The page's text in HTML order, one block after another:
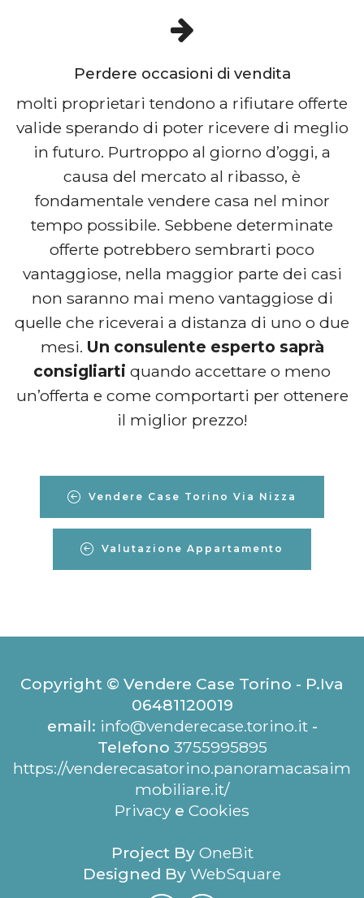
Perdere occasioni di vendita
molti proprietari tendono a rifiutare offerte
valide sperando di poter ricevere di meglio
in futuro. Purtroppo al giorno d’oggi, a
causa del mercato al ribasso, è
fondamentale vendere casa nel minor
tempo possibile. Sebbene determinate
offerte potrebbero sembrarti poco
vantaggiose, nella maggior parte dei casi
non saranno mai meno vantaggiose di
quelle che riceverai a distanza di uno o due
mesi. Un consulente esperto saprà
consigliarti quando accettare o meno
un’offerta e come comportarti per ottenere
il miglior prezzo!
Vendere Case Torino Via Nizza
Valutazione Appartamento
Copyright © Vendere Case Torino - P.Iva
06481120019
email: info@venderecase.torino.it-
Telefono 3755995895
https://venderecasatorino.panoramacasaim
mobiliare.it/
Privacy e Cookies
Project By OneBit
Designed By WebSquare